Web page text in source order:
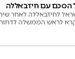
הסכם עם חיזבאללה
לחיזבאללה לאחר שיחה
קרא לראש הממשלה